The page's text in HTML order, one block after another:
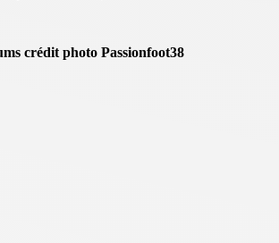
crédit photo Passionfoot38